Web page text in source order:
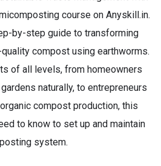
course on Anyskill.in.
by-step guide to transforming
compost using earthworms.
of all levels, from homeowners
naturally, to entrepreneurs
compost production, this
to know to set up and maintain
system.